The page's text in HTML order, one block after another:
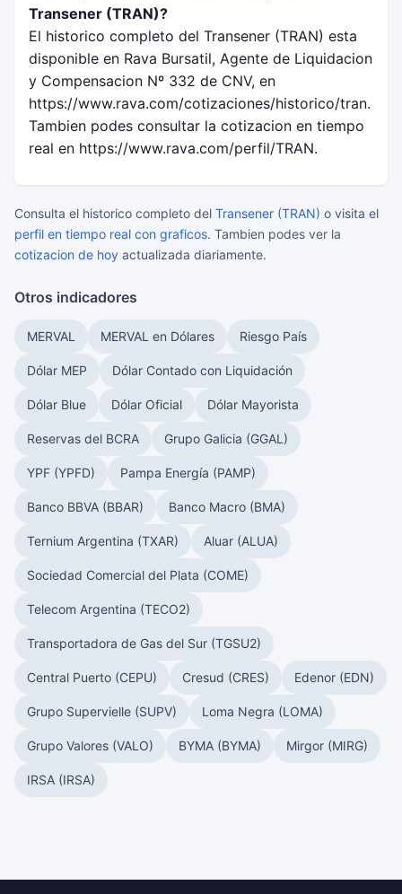
Transener (TRAN)?
El historico completo del Transener (TRAN) esta
disponible en Rava Bursatil, Agente de Liquidacion
y Compensacion Nº 332 de CNV, en
https://www.rava.com/cotizaciones/historico/tran.
Tambien podes consultar la cotizacion en tiempo
real en https://www.rava.com/perfil/TRAN.
Consulta el historico completo del Transener (TRAN) o visita el
perfil en tiempo real con graficos. Tambien podes ver la
cotizacion de hoy actualizada diariamente.
Otros indicadores
MERVAL MERVAL en Dólares Riesgo País
Dólar MEP Dólar Contado con Liquidación
Dólar Blue Dólar Oficial Dólar Mayorista
Reservas del BCRA Grupo Galicia (GGAL)
YPF (YPFD) Pampa Energía (PAMP)
Banco BBVA (BBAR) Banco Macro (BMA)
Ternium Argentina (TXAR) Aluar (ALUA)
Sociedad Comercial del Plata (COME)
Telecom Argentina (TECO2)
Transportadora de Gas del Sur (TGSU2)
Central Puerto (CEPU) Cresud (CRES) Edenor (EDN)
Grupo Supervielle (SUPV) Loma Negra (LOMA)
Grupo Valores (VALO) BYMA (BYMA) Mirgor (MIRG)
IRSA (IRSA)